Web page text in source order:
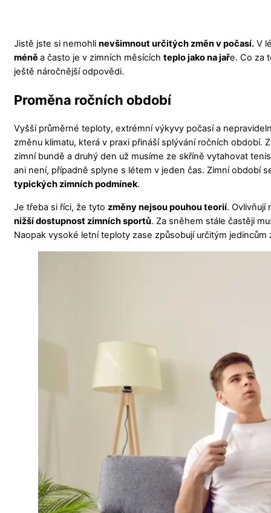
Jistě jste si nemohli nevšimnout určitých změn v počasí. V
méně a často je v zimních měsících teplo jako na jaře. Co za
ještě náročnější odpovědi.
Proměna ročních období
Vyšší průměrné teploty, extrémní výkyvy počasí a
změnu klimatu, která v praxi přináší splývání ročních období.
zimní bundě a druhý den už musíme ze skříně vytahovat
ani není, případně splyne s létem v jeden čas. Zimní období
typických zimních podmínek.
Je třeba si říci, že tyto změny nejsou pouhou teorií. Ovlivňují
nižší dostupnost zimních sportů. Za sněhem stále častěji
Naopak vysoké letní teploty zase způsobují určitým jedincům